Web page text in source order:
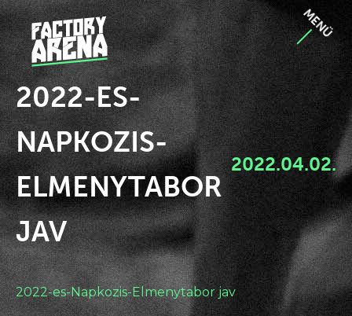
MENÜ
2022-ES-
NAPKOZIS-
ELMENYTABOR
JAV
2022.04.02.
2022-es-Napkozis-Elmenytabor jav